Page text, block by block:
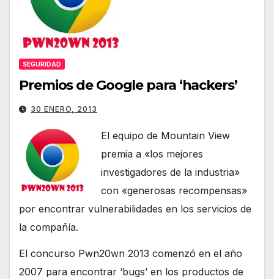
SEGURIDAD
Premios de Google para ‘hackers’
30 ENERO, 2013
El equipo de Mountain View
premia a «los mejores
investigadores de la industria»
con «generosas recompensas»
por encontrar vulnerabilidades en los servicios de
la compañía.
El concurso Pwn20wn 2013 comenzó en el año
2007 para encontrar ‘bugs’ en los productos de